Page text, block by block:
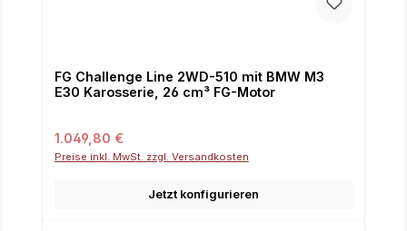
FG Challenge Line 2WD-510 mit BMW M3
E30 Karosserie, 26 cm³ FG-Motor
Regulärer Preis:
1.049,80 €
Preise inkl. MwSt. zzgl. Versandkosten
Jetzt konfigurieren